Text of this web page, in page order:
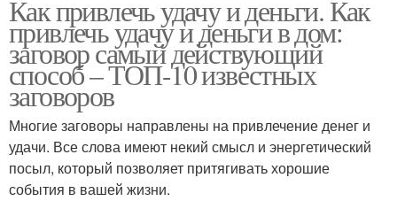
Как привлечь удачу и деньги. Как
привлечь удачу и деньги в дом:
заговор самый действующий
способ – ТОП-10 известных
заговоров
Многие заговоры направлены на привлечение денег и
удачи. Все слова имеют некий смысл и энергетический
посыл, который позволяет притягивать хорошие
события в вашей жизни.